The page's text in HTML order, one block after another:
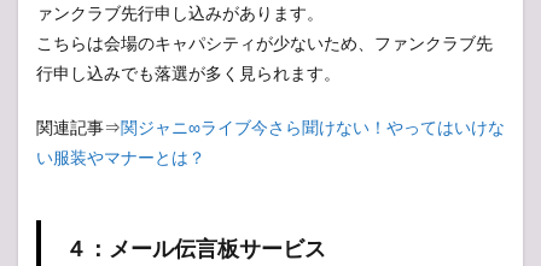
ァンクラブ先行申し込みがあります。
こちらは会場のキャパシティが少ないため、ファンクラブ先
行申し込みでも落選が多く見られます。
関連記事⇒関ジャニ∞ライブ今さら聞けない！やってはいけな
い服装やマナーとは？
４：メール伝言板サービス